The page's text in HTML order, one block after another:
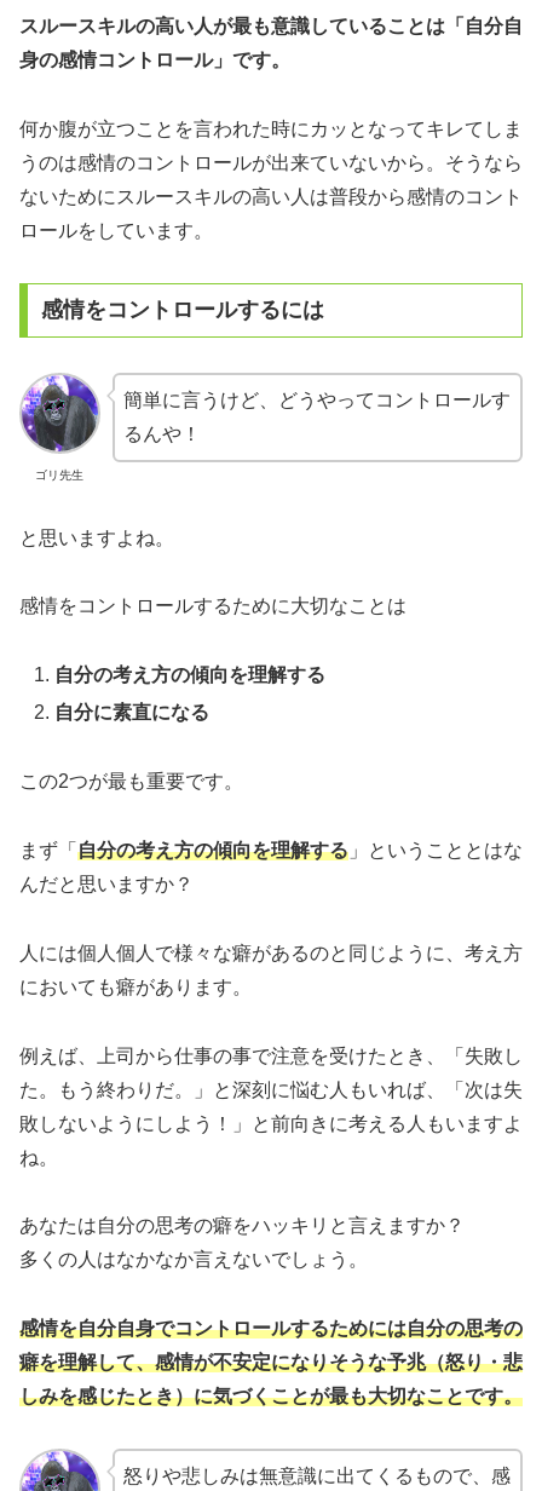
スルースキルの高い人が最も意識していることは「自分自
身の感情コントロール」です。
何か腹が立つことを言われた時にカッとなってキレてしま
うのは感情のコントロールが出来ていないから。そうなら
ないためにスルースキルの高い人は普段から感情のコント
ロールをしています。
感情をコントロールするには
ゴリ先生
簡単に言うけど、どうやってコントロールす
るんや！
と思いますよね。
感情をコントロールするために大切なことは
自分の考え方の傾向を理解する
自分に素直になる
この2つが最も重要です。
まず「 自分の考え方の傾向を理解する 」ということとはな
んだと思いますか？
人には個人個人で様々な癖があるのと同じように、考え方
においても癖があります。
例えば、上司から仕事の事で注意を受けたとき、「失敗し
た。もう終わりだ。」と深刻に悩む人もいれば、「次は失
敗しないようにしよう！」と前向きに考える人もいますよ
ね。
あなたは自分の思考の癖をハッキリと言えますか？
多くの人はなかなか言えないでしょう。
感情を自分自身でコントロールするためには自分の思考の
癖を理解して、感情が不安定になりそうな予兆（怒り・悲
しみを感じたとき）に気づくことが最も大切なことです。
怒りや悲しみは無意識に出てくるもので、感